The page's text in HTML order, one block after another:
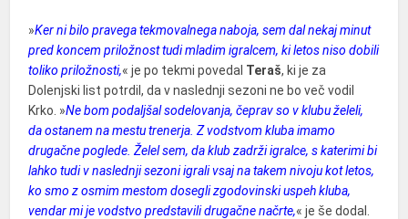
»Ker ni bilo pravega tekmovalnega naboja, sem dal nekaj minut
pred koncem priložnost tudi mladim igralcem, ki letos niso dobili
toliko priložnosti,« je po tekmi povedal Teraš, ki je za
Dolenjski list potrdil, da v naslednji sezoni ne bo več vodil
Krko. »Ne bom podaljšal sodelovanja, čeprav so v klubu želeli,
da ostanem na mestu trenerja. Z vodstvom kluba imamo
drugačne poglede. Želel sem, da klub zadrži igralce, s katerimi bi
lahko tudi v naslednji sezoni igrali vsaj na takem nivoju kot letos,
ko smo z osmim mestom dosegli zgodovinski uspeh kluba,
vendar mi je vodstvo predstavili drugačne načrte,« je še dodal.